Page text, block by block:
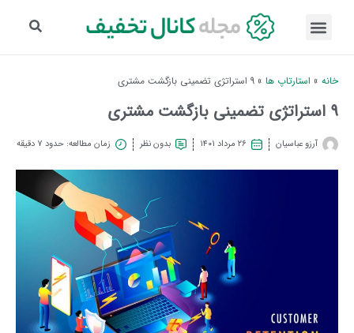
خانه » استارتاپ ها » 9 استراتژی تضمینی بازگشت مشتری
9 استراتژی تضمینی بازگشت مشتری
آرزو عباسیان ۲۶ مرداد ۱۴۰۱ بدون نظر زمان مطالعه: حدود 7 دقیقه